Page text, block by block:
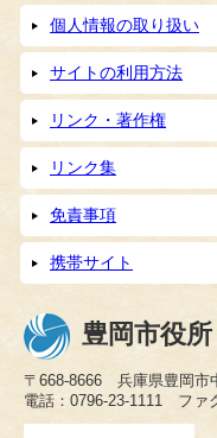
個人情報の取り扱い
サイトの利用方法
リンク・著作権
リンク集
免責事項
携帯サイト
豊岡市役所
〒668-8666 兵庫県豊岡市
電話：0796-23-1111 ファ